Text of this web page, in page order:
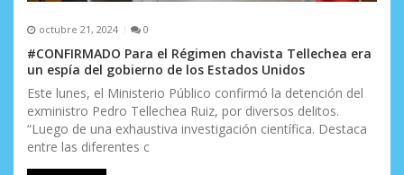
octubre 21, 2024 0
#CONFIRMADO Para el Régimen chavista Tellechea era
un espía del gobierno de los Estados Unidos
Este lunes, el Ministerio Público confirmó la detención del
exministro Pedro Tellechea Ruiz, por diversos delitos.
“Luego de una exhaustiva investigación científica. Destaca
entre las diferentes c